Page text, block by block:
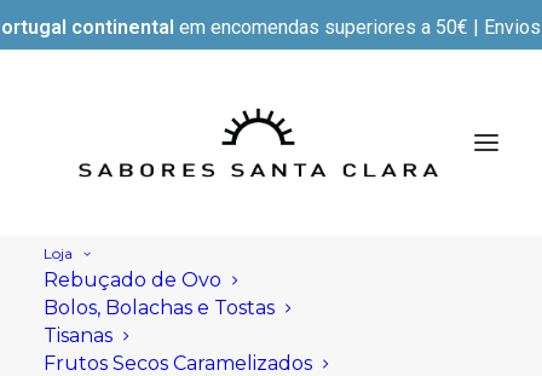
continental em encomendas superiores a 50€ |
Loja
Rebuçado de Ovo
Bolos, Bolachas e Tostas
Tisanas
Frutos Secos Caramelizados